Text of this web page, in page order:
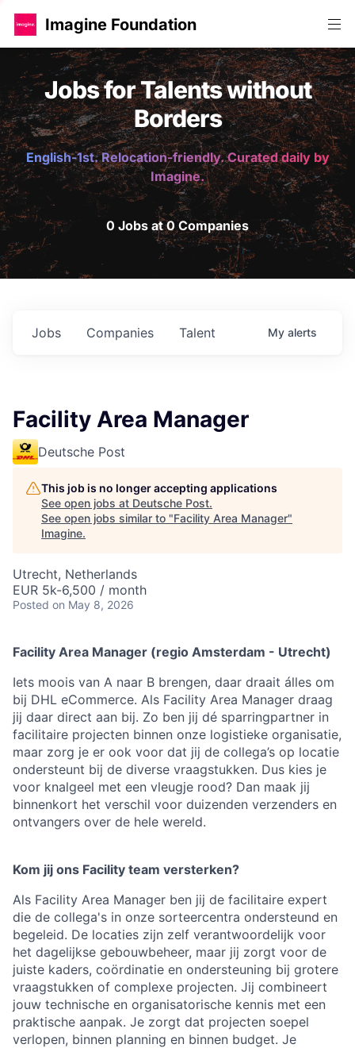
Imagine Foundation
Jobs for Talents without
Borders
English-1st. Relocation-friendly. Curated daily by
Imagine.
0 Jobs at 0 Companies
Jobs Companies Talent My alerts
Facility Area Manager
Deutsche Post
This job is no longer accepting applications
See open jobs at Deutsche Post.
See open jobs similar to "Facility Area Manager"
Imagine.
Utrecht, Netherlands
EUR 5k-6,500 / month
Posted on May 8, 2026
Facility Area Manager (regio Amsterdam - Utrecht)
Iets moois van A naar B brengen, daar draait álles om
bij DHL eCommerce. Als Facility Area Manager draag
jij daar direct aan bij. Zo ben jij dé sparringpartner in
facilitaire projecten binnen onze logistieke organisatie,
maar zorg je er ook voor dat jij de collega’s op locatie
ondersteunt bij de diverse vraagstukken. Dus kies je
voor knalgeel met een vleugje rood? Dan maak jij
binnenkort het verschil voor duizenden verzenders en
ontvangers over de hele wereld.
Kom jij ons Facility team versterken?
Als Facility Area Manager ben jij de facilitaire expert
die de collega's in onze sorteercentra ondersteund en
begeleid. De locaties zijn zelf verantwoordelijk voor
het dagelijkse gebouwbeheer, maar jij zorgt voor de
juiste kaders, coördinatie en ondersteuning bij grotere
vraagstukken of complexe projecten. Jij combineert
jouw technische en organisatorische kennis met een
praktische aanpak. Je zorgt dat projecten soepel
verlopen, binnen planning en binnen budget. Je